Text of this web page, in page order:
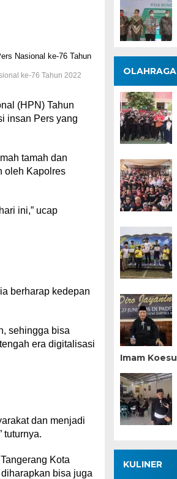
ke-76 Tahun 2022
(HPN) Tahun
insan Pers yang
tamah dan
oleh Kapolres
ini,” ucap
berharap kedepan
sehingga bisa
era digitalisasi
dan menjadi
tuturnya.
Kota
bisa juga
OLAHRAGA
Imam
KULINER